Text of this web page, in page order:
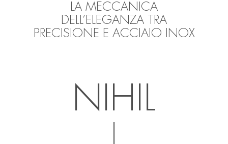
LA MECCANICA
DELL’ELEGANZA TRA
PRECISIONE E ACCIAIO INOX
NIHIL